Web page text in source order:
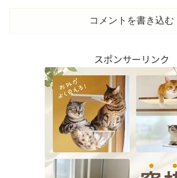
コメントを書き込む
スポンサーリンク